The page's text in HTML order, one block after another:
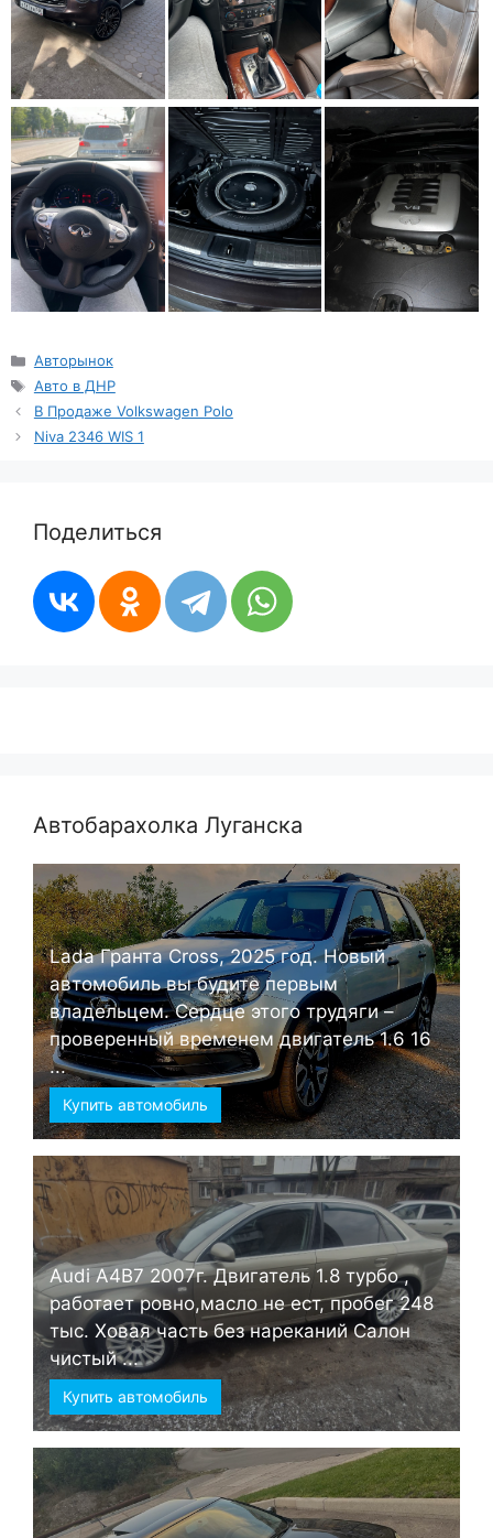
Рубрики
Авторынок
Метки
Авто в ДНР
В Продаже Volkswagen Polo
Niva 2346 WIS 1
Поделиться
Автобарахолка Луганска
Lada Гранта Cross, 2025 год. Новый
автомобиль вы будите первым
владельцем. Сердце этого трудяги –
проверенный временем двигатель 1.6 16
...
Купить автомобиль
Audi А4B7 2007г. Двигатель 1.8 турбо ,
работает ровно,масло не ест, пробег 248
тыс. Ховая часть без нареканий Салон
чистый ...
Купить автомобиль